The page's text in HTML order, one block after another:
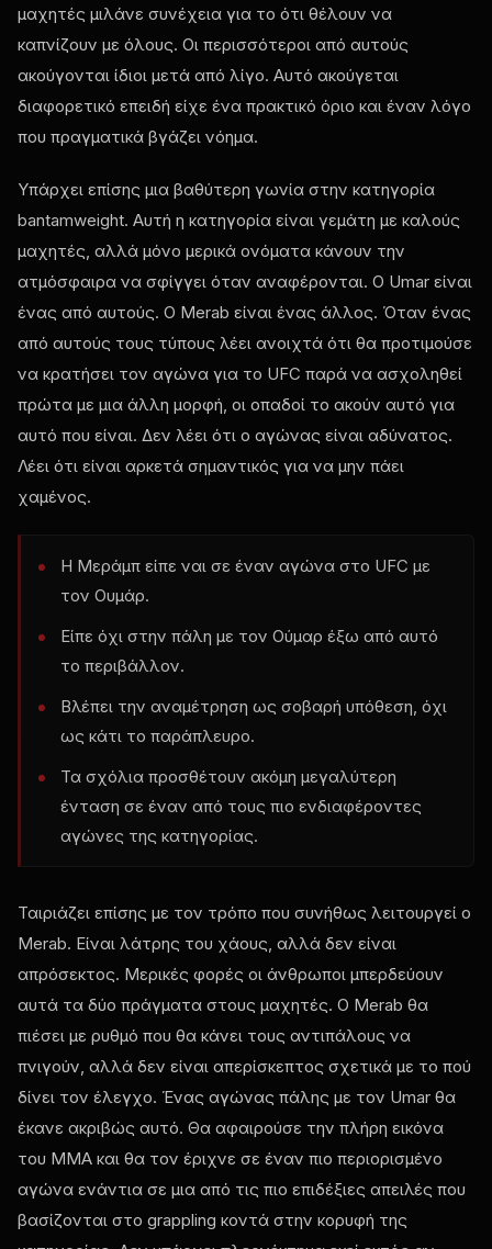
μαχητές μιλάνε συνέχεια για το ότι θέλουν να
καπνίζουν με όλους. Οι περισσότεροι από αυτούς
ακούγονται ίδιοι μετά από λίγο. Αυτό ακούγεται
διαφορετικό επειδή είχε ένα πρακτικό όριο και έναν λόγο
που πραγματικά βγάζει νόημα.
Υπάρχει επίσης μια βαθύτερη γωνία στην κατηγορία
bantamweight. Αυτή η κατηγορία είναι γεμάτη με καλούς
μαχητές, αλλά μόνο μερικά ονόματα κάνουν την
ατμόσφαιρα να σφίγγει όταν αναφέρονται. Ο Umar είναι
ένας από αυτούς. Ο Merab είναι ένας άλλος. Όταν ένας
από αυτούς τους τύπους λέει ανοιχτά ότι θα προτιμούσε
να κρατήσει τον αγώνα για το UFC παρά να ασχοληθεί
πρώτα με μια άλλη μορφή, οι οπαδοί το ακούν αυτό για
αυτό που είναι. Δεν λέει ότι ο αγώνας είναι αδύνατος.
Λέει ότι είναι αρκετά σημαντικός για να μην πάει
χαμένος.
Η Μεράμπ είπε ναι σε έναν αγώνα στο UFC με
τον Ουμάρ.
Είπε όχι στην πάλη με τον Ούμαρ έξω από αυτό
το περιβάλλον.
Βλέπει την αναμέτρηση ως σοβαρή υπόθεση, όχι
ως κάτι το παράπλευρο.
Τα σχόλια προσθέτουν ακόμη μεγαλύτερη
ένταση σε έναν από τους πιο ενδιαφέροντες
αγώνες της κατηγορίας.
Ταιριάζει επίσης με τον τρόπο που συνήθως λειτουργεί ο
Merab. Είναι λάτρης του χάους, αλλά δεν είναι
απρόσεκτος. Μερικές φορές οι άνθρωποι μπερδεύουν
αυτά τα δύο πράγματα στους μαχητές. Ο Merab θα
πιέσει με ρυθμό που θα κάνει τους αντιπάλους να
πνιγούν, αλλά δεν είναι απερίσκεπτος σχετικά με το πού
δίνει τον έλεγχο. Ένας αγώνας πάλης με τον Umar θα
έκανε ακριβώς αυτό. Θα αφαιρούσε την πλήρη εικόνα
του MMA και θα τον έριχνε σε έναν πιο περιορισμένο
αγώνα ενάντια σε μια από τις πιο επιδέξιες απειλές που
βασίζονται στο grappling κοντά στην κορυφή της